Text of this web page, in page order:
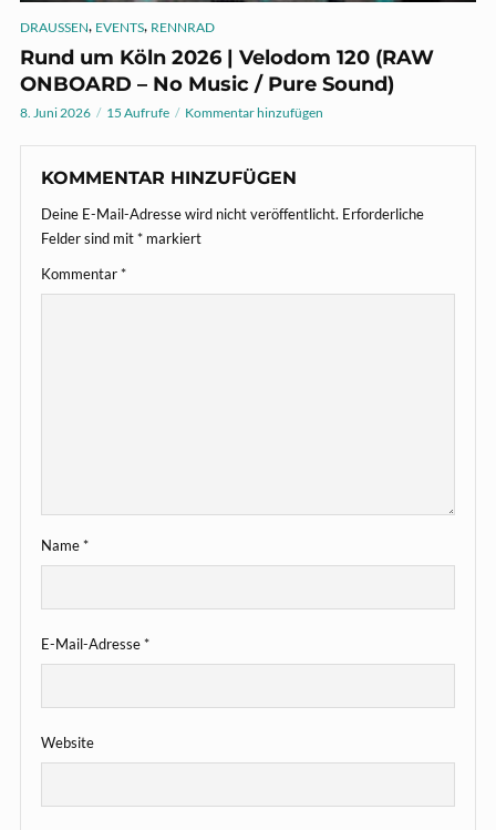
DRAUSSEN, EVENTS, RENNRAD
Rund um Köln 2026 | Velodom 120 (RAW
ONBOARD – No Music / Pure Sound)
8. Juni 2026 15 Aufrufe Kommentar hinzufügen
KOMMENTAR HINZUFÜGEN
Deine E-Mail-Adresse wird nicht veröffentlicht. Erforderliche
Felder sind mit* markiert
Kommentar*
Name*
E-Mail-Adresse*
Website